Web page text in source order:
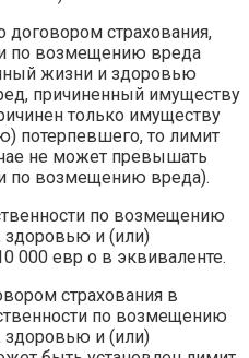
договором страхования,
по возмещению вреда
жизни и здоровью
причиненный имуществу
только имуществу
потерпевшего, то лимит
не может превышать
по возмещению вреда).
по возмещению
здоровью и (или)
000 евр о в эквиваленте.
страхования в
по возмещению
здоровью и (или)